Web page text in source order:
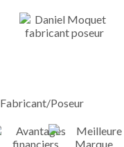
Fabricant/Poseur